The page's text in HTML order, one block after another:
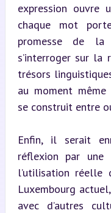
expression ouvre
chaque mot
promesse de la
s’interroger sur la
trésors
au moment
se construit entre
Enfin, il serait
réflexion par une
l’utilisation réelle
Luxembourg
avec d’autres